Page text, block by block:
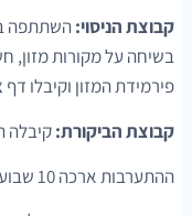
קבוצת הניסוי:השתתפה
בשיחה על מקורות מזון,
פירמידת המזון וקיבלו
קבוצת הביקורת:קיבלה
ההתערבות ארכה 10 שבועות לקראת סוף שנת הלימודים.